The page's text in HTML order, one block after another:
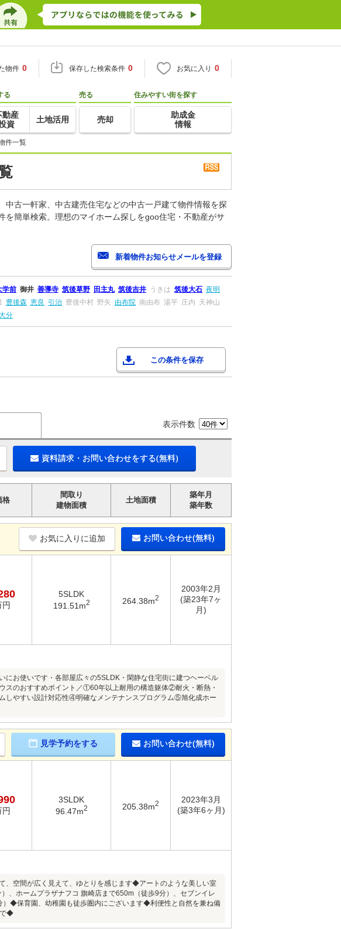
物件 0 保存した検索条件 0 お気に入り 0
る
動産
資
土地活用
売る
売却
住みやすい街を探す
助成金
情報
件一覧
古一軒家、中古建売住宅などの中古一戸建て物件情報を探
簡単検索。理想のマイホーム探しをgoo住宅・不動産がサ
学前 御井 善導寺 筑後草野 田主丸 筑後吉井 うきは 筑後大石 夜明
豊後森 恵良 引治 豊後中村 野矢 由布院 南由布 湯平 庄内 天神山
分
この条件を保存
表示件数
資料請求・お問い合わせをする(無料)
格
間取り
建物面積
土地面積
築年月
築年数
お気に入りに追加 お問い合わせ(無料)
円
5SLDK
191.51m2 264.38m2
2003年2月
(築23年7ヶ
月)
にお使いです・各部屋広々の5SLDK・閑静な住宅街に建つヘーベル
スのおすすめポイント／①60年以上耐用の構造躯体②耐火・断熱・
しやすい設計対応性④明確なメンテナンスプログラム⑤旭化成ホー
見学予約をする お問い合わせ(無料)
円
3SLDK
96.47m2 205.38m2
2023年3月
(築3年6ヶ月)
空間が広く見えて、ゆとりを感じます◆アートのような美しい室
、ホームプラザナフコ 旗崎店まで650m（徒歩9分）、セブンイレ
◆保育園、幼稚園も徒歩圏内にございます◆利便性と自然を兼ね備
で◆